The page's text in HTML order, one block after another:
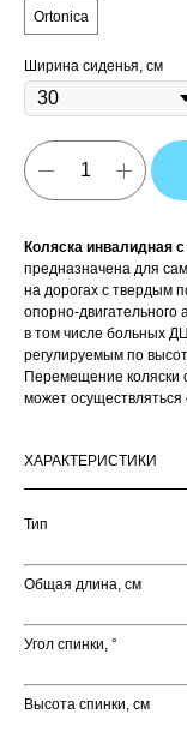
Ortonica
Ширина сиденья, см
Коляска инвалидная
предназначена для
на дорогах с твердым
опорно-
в том числе больных
регулируемым по
Перемещение коляски
может
ХАРАКТЕРИСТИКИ
Тип
Общая длина, см
Угол спинки, °
Высота спинки, см